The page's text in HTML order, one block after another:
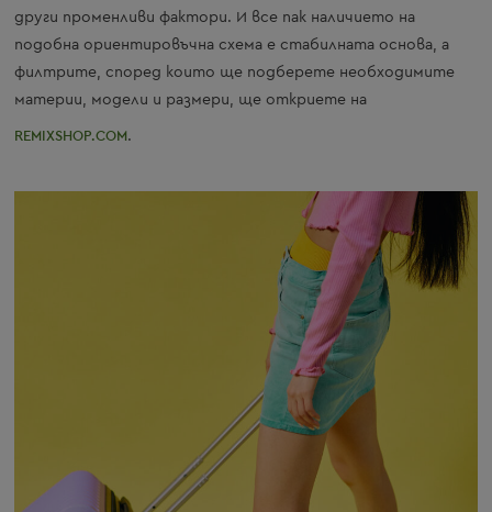
други променливи фактори. И все пак наличието на
подобна ориентировъчна схема е стабилната основа, а
филтрите, според които ще подберете необходимите
материи, модели и размери, ще откриете на
REMIXSHOP.COM.